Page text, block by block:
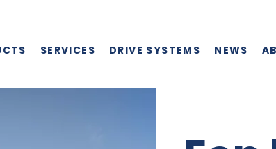
SERVICES DRIVE SYSTEMS NEWS